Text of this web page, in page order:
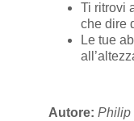
Ti ritrovi
che dire
Le tue
Autore: Philip